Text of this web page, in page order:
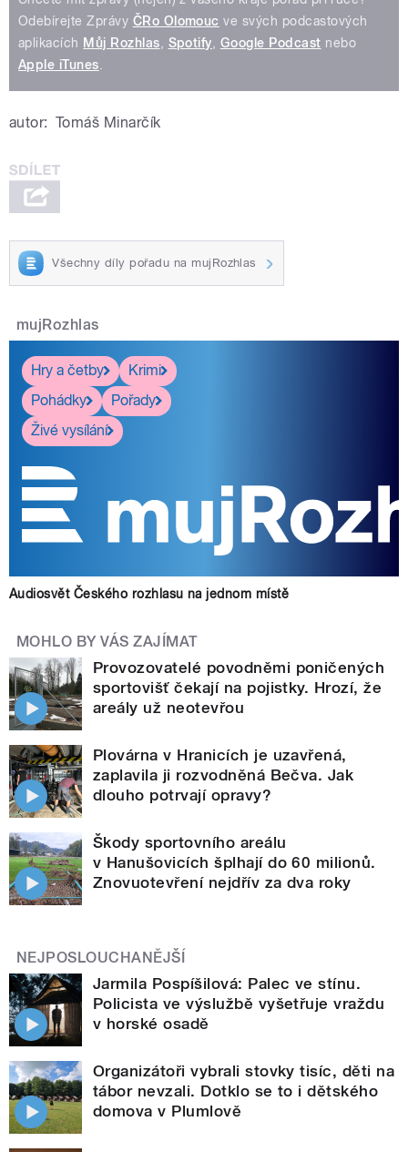
Odebírejte Zprávy ČRo Olomouc ve svých podcastových
aplikacích Můj Rozhlas Spotify Google Podcast nebo
Apple iTunes
autor: Tomáš Minarčík
Všechny díly pořadu na mujRozhlas
mujRozhlas
Hry a četby
Krimi
Pohádky
Pořady
Živé vysílání
Audiosvět Českého rozhlasu na jednom místě
MOHLO BY VÁS ZAJÍMAT
Provozovatelé povodněmi poničených
sportovišť čekají na pojistky. Hrozí, že
areály už neotevřou
Plovárna v Hranicích je uzavřená,
zaplavila ji rozvodněná Bečva. Jak
dlouho potrvají opravy?
Škody sportovního areálu
v Hanušovicích šplhají do 60 milionů.
Znovuotevření nejdřív za dva roky
NEJPOSLOUCHANĚJŠÍ
Jarmila Pospíšilová: Palec ve stínu.
Policista ve výslužbě vyšetřuje vraždu
v horské osadě
Organizátoři vybrali stovky tisíc, děti na
tábor nevzali. Dotklo se to i dětského
domova v Plumlově